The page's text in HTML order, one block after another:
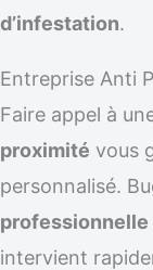
d’infestation.
Entreprise Anti
Faire appel à
proximité vous
personnalisé.
professionnelle
intervient